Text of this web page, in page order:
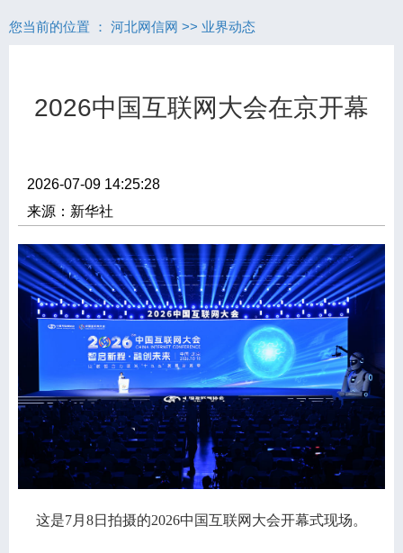
您当前的位置 ： 河北网信网 >> 业界动态
2026中国互联网大会在京开幕
2026-07-09 14:25:28
来源：新华社
这是7月8日拍摄的2026中国互联网大会开幕式现场。